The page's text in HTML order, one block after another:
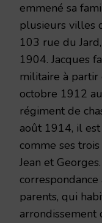
emmené sa
plusieurs villes
103 rue du
1904. Jacques
militaire à
octobre 1912
régiment de
août 1914, il
comme ses
Jean et
correspondance
parents, qui
arrondissement